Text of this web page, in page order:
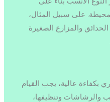
على سبيل المثال،
والمزارع الصغيرة
بكفاءة عالية، يجب القيام
والرشاشات وتنظيفها،